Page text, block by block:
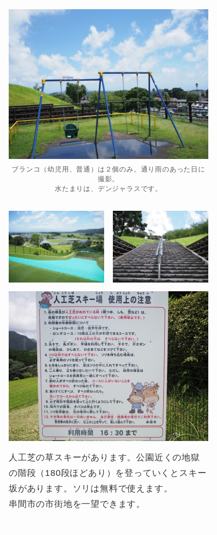
ブランコ（幼児用、普通）は２個のみ。通り雨のあった日に
撮影。
水たまりは、デンジャラスです。
人工芝の草スキーがあります。公園近くの地獄
の階段（180段ほどあり）を登っていくとスキー
坂があります。ソリは無料で使えます。
串間市の市街地を一望できます。